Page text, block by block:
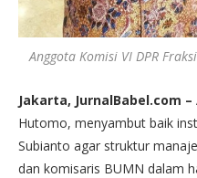
Anggota Komisi VI DPR
Jakarta, JurnalBabel.com –
Hutomo, menyambut baik
Subianto agar struktur
dan komisaris BUMN dalam